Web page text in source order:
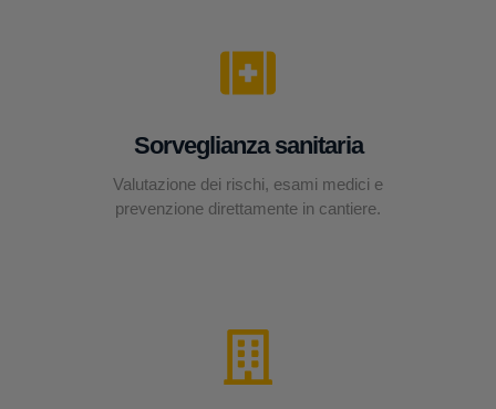
Sorveglianza sanitaria
Valutazione dei rischi, esami medici e
prevenzione direttamente in cantiere.